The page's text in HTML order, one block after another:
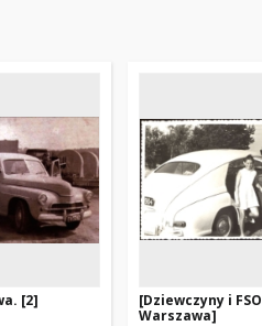
[2]
[Dziewczyny i FSO
Warszawa]